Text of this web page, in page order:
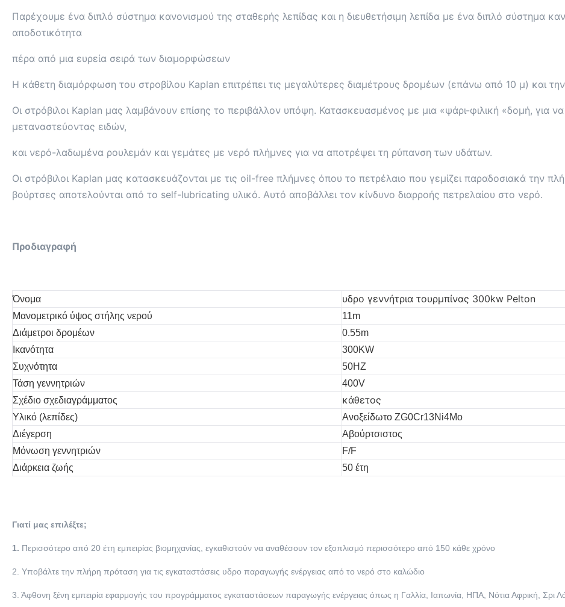
Παρέχουμε ένα διπλό σύστημα κανονισμού της σταθερής λεπίδας και η διευθετήσιμη λεπίδα με ένα διπλό σύστημα
αποδοτικότητα
πέρα από μια ευρεία σειρά των διαμορφώσεων
Η κάθετη διαμόρφωση του στροβίλου Kaplan επιτρέπει τις μεγαλύτερες διαμέτρους δρομέων (επάνω από 10 μ) και
Οι στρόβιλοι Kaplan μας λαμβάνουν επίσης το περιβάλλον υπόψη. Κατασκευασμένος με μια «ψάρι-φιλική «δομή, για
μεταναστεύοντας ειδών,
και νερό-λαδωμένα ρουλεμάν και γεμάτες με νερό πλήμνες για να αποτρέψει τη ρύπανση των υδάτων.
Οι στρόβιλοι Kaplan μας κατασκευάζονται με τις oil-free πλήμνες όπου το πετρέλαιο που γεμίζει παραδοσιακά την
βούρτσες αποτελούνται από το self-lubricating υλικό. Αυτό αποβάλλει τον κίνδυνο διαρροής πετρελαίου στο νερό.
Προδιαγραφή
Όνομα υδρο γεννήτρια τουρμπίνας 300kw Pelton
Μανομετρικό ύψος στήλης νερού
11m
Διάμετροι δρομέων
0.55m
Ικανότητα
300KW
Συχνότητα
50HZ
Τάση γεννητριών
400V
Σχέδιο σχεδιαγράμματος
κάθετος
Υλικό (λεπίδες)
Ανοξείδωτο ZG0Cr13Ni4Mo
Διέγερση
Αβούρτσιστος
Μόνωση γεννητριών
F/F
Διάρκεια ζωής
50 έτη
Γιατί μας επιλέξτε;
1. Περισσότερο από 20 έτη εμπειρίας βιομηχανίας, εγκαθιστούν να αναθέσουν τον εξοπλισμό περισσότερο από 150 κάθε χρόνο
2. Υποβάλτε την πλήρη πρόταση για τις εγκαταστάσεις υδρο παραγωγής ενέργειας από το νερό στο καλώδιο
3. Άφθονη ξένη εμπειρία εφαρμογής του προγράμματος εγκαταστάσεων παραγωγής ενέργειας όπως η Γαλλία, Ιαπωνία, ΗΠΑ, Νότια Αφρική, Σρι